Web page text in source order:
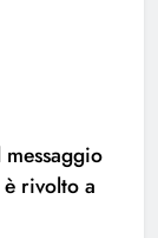
rivolto a